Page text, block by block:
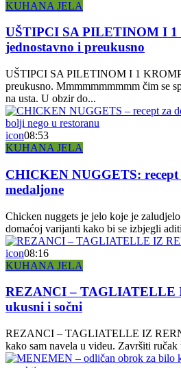
KUHANA JELA
UŠTIPCI SA PILETINOM I
jednostavno i preukusno
UŠTIPCI SA PILETINOM I 1
preukusno. Mmmmmmmmmm čim se
na usta. U obzir do...
icon08:53
KUHANA JELA
CHICKEN NUGGETS: recept
medaljone
Chicken nuggets je jelo koje je
domaćoj varijanti kako bi se izbjegli
icon08:16
KUHANA JELA
REZANCI – TAGLIATELLE
ukusni i sočni
REZANCI – TAGLIATELLE IZ
kako sam navela u videu. Završiti